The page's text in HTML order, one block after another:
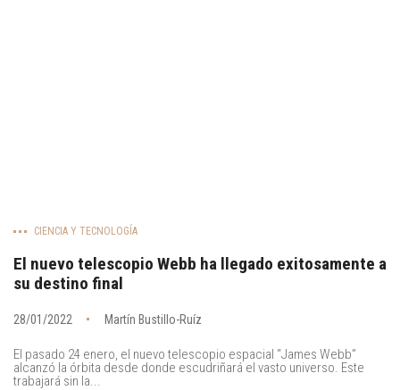
CIENCIA Y TECNOLOGÍA
El nuevo telescopio Webb ha llegado exitosamente a
su destino final
28/01/2022 Martín Bustillo-Ruíz
El pasado 24 enero, el nuevo telescopio espacial “James Webb”
alcanzó la órbita desde donde escudriñará el vasto universo. Este
trabajará sin la...